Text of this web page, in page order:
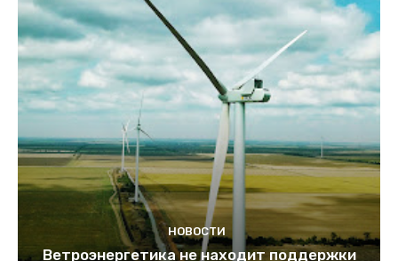
НОВОСТИ
Ветроэнергетика не находит поддержки